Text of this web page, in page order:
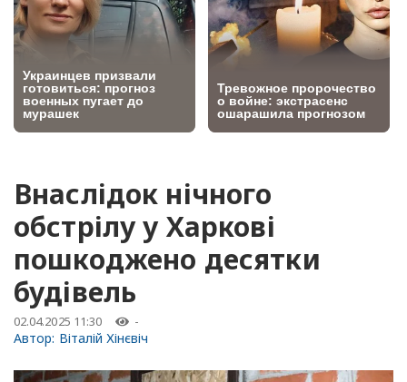
Внаслідок нічного
обстрілу у Харкові
пошкоджено десятки
будівель
02.04.2025 11:30 -
Автор: Віталій Хінєвіч